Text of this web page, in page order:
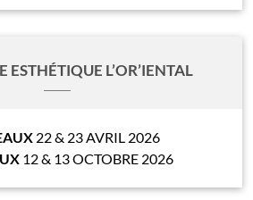
ESTHÉTIQUE L’OR’IENTAL
22 & 23 AVRIL 2026
12 & 13 OCTOBRE 2026